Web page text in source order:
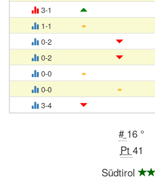
3-1
1-1
=
0-2
0-2
0-0
=
0-0
=
3-4
# 16 °
Pt 41
Südtirol